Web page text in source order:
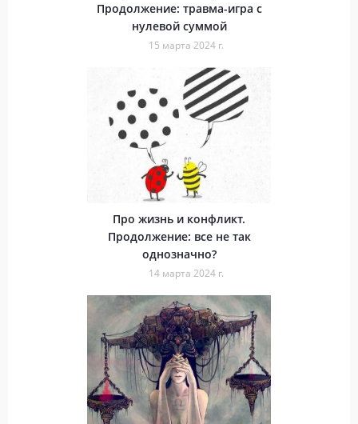
Продолжение: травма-игра с
нулевой суммой
15 марта 2024 г.
Про жизнь и конфликт.
Продолжение: все не так
однозначно?
14 марта 2024 г.